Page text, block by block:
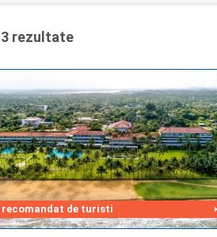
3 rezultate
recomandat de turisti